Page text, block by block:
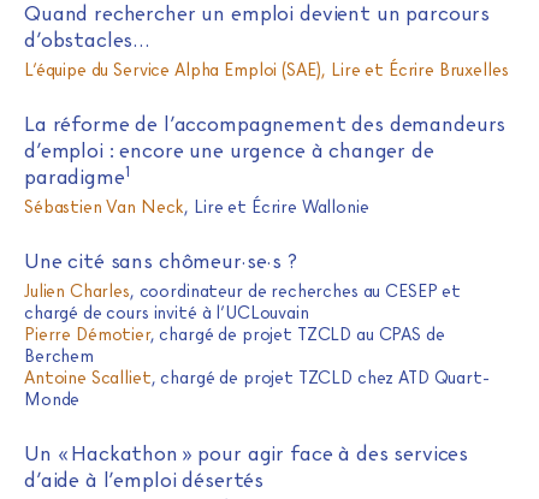
Quand rechercher un emploi devient un parcours
d’obstacles…
L’équipe du Service Alpha Emploi (SAE), Lire et Écrire Bruxelles
La réforme de l’accompagnement des demandeurs
d’emploi : encore une urgence à changer de
paradigme1
Sébastien Van Neck, Lire et Écrire Wallonie
Une cité sans chômeur·se·s ?
Julien Charles, coordinateur de recherches au CESEP et
chargé de cours invité à l’UCLouvain
Pierre Démotier, chargé de projet TZCLD au CPAS de
Berchem
Antoine Scalliet, chargé de projet TZCLD chez ATD Quart-
Monde
Un « Hackathon » pour agir face à des services
d’aide à l’emploi désertés